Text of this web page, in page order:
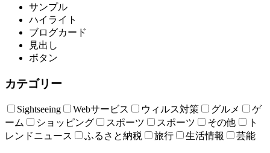
サンプル
ハイライト
ブログカード
見出し
ボタン
カテゴリー
Sightseeing Webサービス ウィルス対策 グルメ
ゲ
ーム
ショッピング スポーツ スポーツ その他
ト
レンドニュース
ふるさと納税 旅行 生活情報 芸能